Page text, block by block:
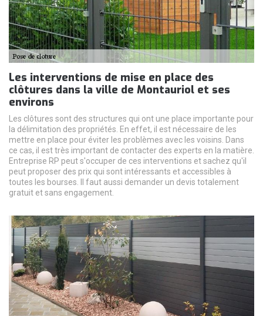
Les interventions de mise en place des
clôtures dans la ville de Montauriol et ses
environs
Les clôtures sont des structures qui ont une place importante pour
la délimitation des propriétés. En effet, il est nécessaire de les
mettre en place pour éviter les problèmes avec les voisins. Dans
ce cas, il est très important de contacter des experts en la matière.
Entreprise RP peut s'occuper de ces interventions et sachez qu'il
peut proposer des prix qui sont intéressants et accessibles à
toutes les bourses. Il faut aussi demander un devis totalement
gratuit et sans engagement.